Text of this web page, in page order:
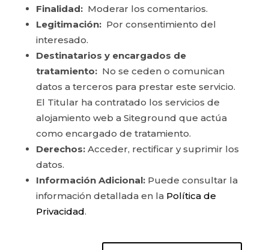
Finalidad:Moderar los comentarios.
Legitimación:Por consentimiento del
interesado.
Destinatarios y encargados de
tratamiento:No se ceden o comunican
datos a terceros para prestar este servicio.
El Titular ha contratado los servicios de
alojamiento web a Siteground que actúa
como encargado de tratamiento.
Derechos:Acceder, rectificar y suprimir los
datos.
Información Adicional:Puede consultar la
información detallada en la Política de
Privacidad.